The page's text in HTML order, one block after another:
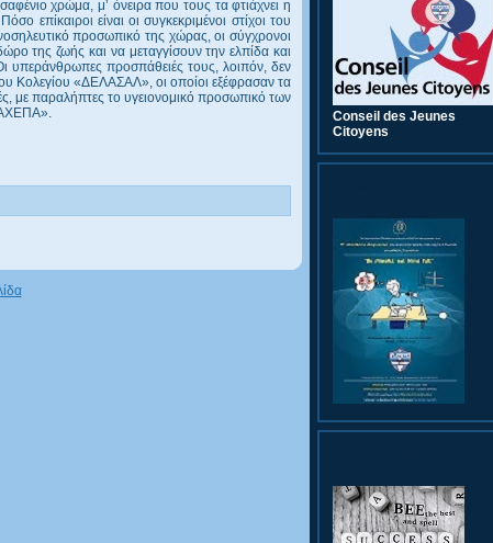
χρώμα, μ’ όνειρα που τους τα φτιάχνει η
επίκαιροι είναι οι συγκεκριμένοι στίχοι του
προσωπικό της χώρας, οι σύγχρονοι
της ζωής και να μεταγγίσουν την ελπίδα και
προσπάθειές τους, λοιπόν, δεν
Κολεγίου «ΔΕΛΑΣΑΛ», οι οποίοι εξέφρασαν τα
με παραλήπτες το υγειονομικό προσωπικό των
Conseil des Jeunes
Citoyens